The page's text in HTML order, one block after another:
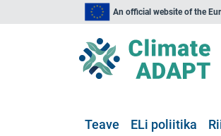
An official website of the
Teave ELi poliitika